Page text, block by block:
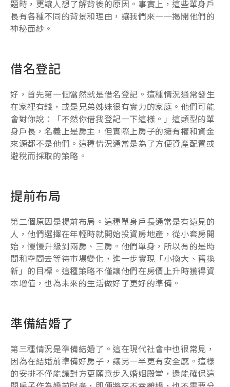
題時，更讓人想了解背後的原因。事實上，這些單身戶
長有各種不同的背景和理由，讓我們來一一揭開他們的
神秘面紗。
借名登記
好，首先第一個當然就是借名登記。這種情況通常發生
在家裡有錢，或是兄弟姊妹很有實力的家庭。他們可能
會對你說：「不然你借我登記一下這樣。」這類型的單
身戶長，名義上是房主，但實際上房子的擁有權和資金
來源都不是他們。這種情況通常是為了方便資產配置或
避稅而採取的策略。
提前布局
第二個原因是提前布局。這種單身戶長通常是有遠見的
人，他們選擇在年輕時就開始投資房地產，從小套房開
始，慢慢升級到兩房、三房。他們單身，所以有的是時
間和空間去等待市場變化，進一步實現「小換大、舊換
新」的目標。這種策略不僅讓他們在房價上升時獲得資
本增值，也為未來的生活做好了更好的準備。
準備結婚了
第三種情況是準備結婚了。這在現代社會中也很常見，
因為在結婚前準備好房子，讓另一半更有安全感。這樣
的安排不僅能讓對方更願意步入婚姻殿堂，還能確保這